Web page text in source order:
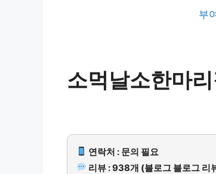
부
소먹날소한마
연락처 : 문의 필요
리뷰 : 938개 (블로그 블로그 리